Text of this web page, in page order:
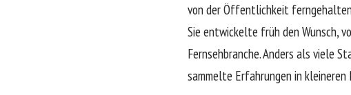
von der Öffentlichkeit ferngehalten
Sie entwickelte früh den Wunsch,
Fernsehbranche. Anders als viele
sammelte Erfahrungen in kleineren